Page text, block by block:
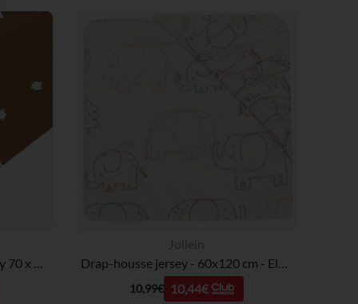
de confidentialité, en garantissant la conformité avec
10,99€ 10,44€